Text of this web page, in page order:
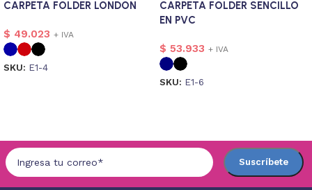
CARPETA FOLDER LONDON
$ 49.023 + IVA
SKU: E1-4
CARPETA FOLDER SENCILLO
EN PVC
$ 53.933 + IVA
SKU: E1-6